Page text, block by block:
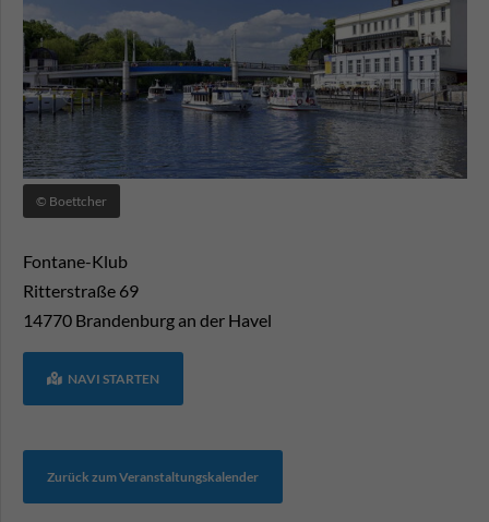
© Boettcher
Fontane-Klub
Ritterstraße 69
14770 Brandenburg an der Havel
NAVI STARTEN
Zurück zum Veranstaltungskalender